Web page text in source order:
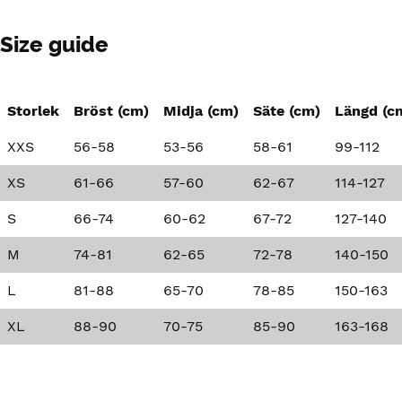
Size guide
Storlek Bröst (cm) Midja (cm) Säte (cm) Längd
XXS 56-58 53-56 58-61 99-112
XS 61-66 57-60 62-67 114-127
S 66-74 60-62 67-72 127-140
M 74-81 62-65 72-78 140-150
L 81-88 65-70 78-85 150-163
XL 88-90 70-75 85-90 163-168